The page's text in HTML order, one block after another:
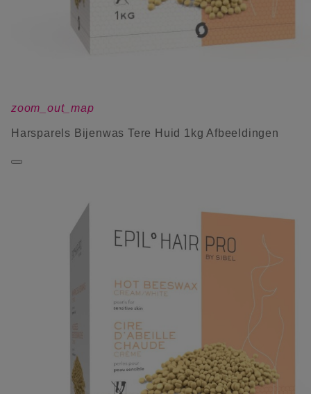
zoom_out_map
Harsparels Bijenwas Tere Huid 1kg Afbeeldingen